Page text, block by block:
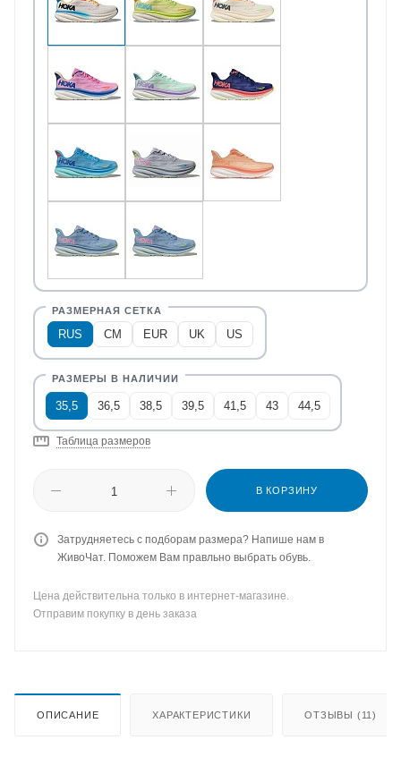
RUS CM EUR UK US
35,5 36,5 38,5 39,5 41,5 43 44,5
Таблица размеров
В КОРЗИНУ
Затрудняетесь с подборам размера? Напише нам в
ЖивоЧат. Поможем Вам правльно выбрать обувь.
Цена действительна только в интернет-магазине.
Отправим покупку в день заказа
ОПИСАНИЕ ХАРАКТЕРИСТИКИ ОТЗЫВЫ (11)